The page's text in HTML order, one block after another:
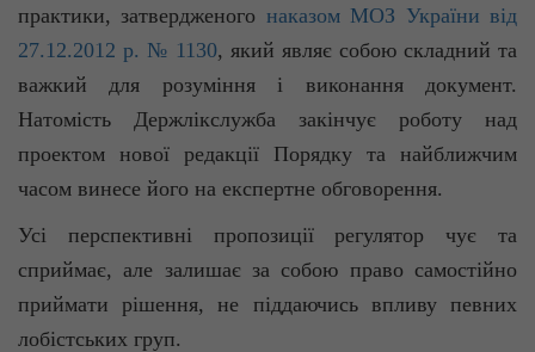
практики, затвердженого наказом МОЗ України від
27.12.2012 р. № 1130, який являє собою складний та
важкий для розуміння і виконання документ.
Натомість Держлікслужба закінчує роботу над
проектом нової редакції Порядку та найближчим
часом винесе його на експертне обговорення.
Усі перспективні пропозиції регулятор чує та
сприймає, але залишає за собою право самостійно
приймати рішення, не піддаючись впливу певних
лобістських груп.